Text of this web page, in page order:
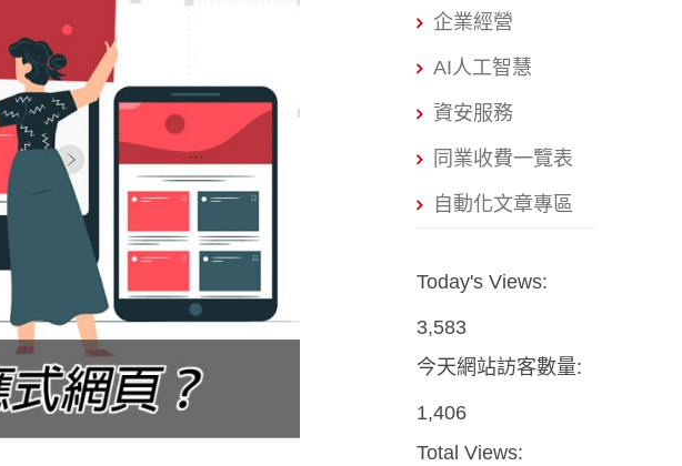
企業經營
AI人工智慧
資安服務
同業收費一覽表
自動化文章專區
Today's Views:
3,583
今天網站訪客數量:
1,406
Total Views: